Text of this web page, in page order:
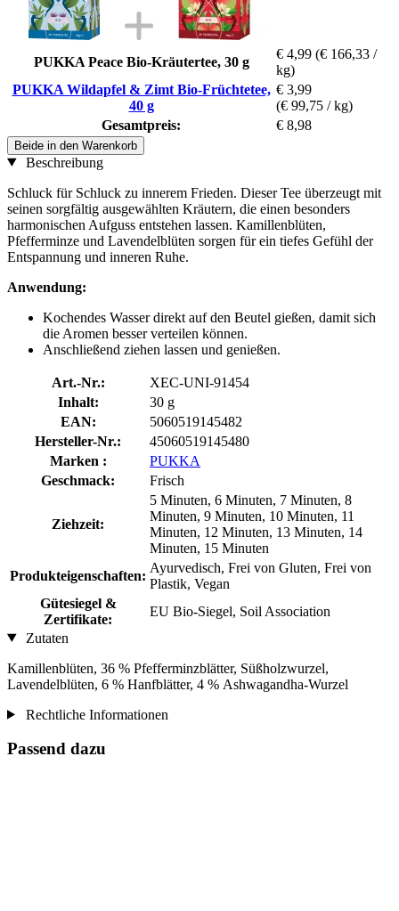
PUKKA Peace Bio-Kräutertee, 30 g
€ 4,99 (€ 166,33 /
kg)
PUKKA Wildapfel & Zimt Bio-Früchtetee,
40 g
€ 3,99
(€ 99,75 / kg)
Gesamtpreis:
€ 8,98
Beide in den Warenkorb
Beschreibung
Schluck für Schluck zu innerem Frieden. Dieser Tee überzeugt mit
seinen sorgfältig ausgewählten Kräutern, die einen besonders
harmonischen Aufguss entstehen lassen. Kamillenblüten,
Pfefferminze und Lavendelblüten sorgen für ein tiefes Gefühl der
Entspannung und inneren Ruhe.
Anwendung:
Kochendes Wasser direkt auf den Beutel gießen, damit sich
die Aromen besser verteilen können.
Anschließend ziehen lassen und genießen.
Art.-Nr.:
XEC-UNI-91454
Inhalt:
30 g
EAN:
5060519145482
Hersteller-Nr.:
45060519145480
Marken :
PUKKA
Geschmack:
Frisch
Ziehzeit:
5 Minuten, 6 Minuten, 7 Minuten, 8
Minuten, 9 Minuten, 10 Minuten, 11
Minuten, 12 Minuten, 13 Minuten, 14
Minuten, 15 Minuten
Produkteigenschaften:
Ayurvedisch, Frei von Gluten, Frei von
Plastik, Vegan
Gütesiegel &
Zertifikate:
EU Bio-Siegel, Soil Association
Zutaten
Kamillenblüten, 36 % Pfefferminzblätter, Süßholzwurzel,
Lavendelblüten, 6 % Hanfblätter, 4 % Ashwagandha-Wurzel
Rechtliche Informationen
Passend dazu